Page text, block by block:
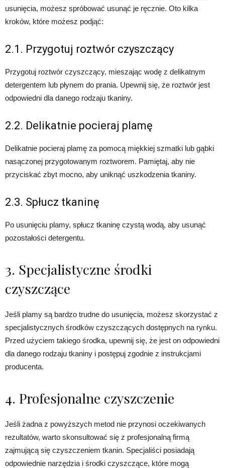
usunięcia, możesz spróbować usunąć je ręcznie. Oto kilka
kroków, które możesz podjąć:
2.1. Przygotuj roztwór czyszczący
Przygotuj roztwór czyszczący, mieszając wodę z delikatnym
detergentem lub płynem do prania. Upewnij się, że roztwór jest
odpowiedni dla danego rodzaju tkaniny.
2.2. Delikatnie pocieraj plamę
Delikatnie pocieraj plamę za pomocą miękkiej szmatki lub gąbki
nasączonej przygotowanym roztworem. Pamiętaj, aby nie
przyciskać zbyt mocno, aby uniknąć uszkodzenia tkaniny.
2.3. Spłucz tkaninę
Po usunięciu plamy, spłucz tkaninę czystą wodą, aby usunąć
pozostałości detergentu.
3. Specjalistyczne środki
czyszczące
Jeśli plamy są bardzo trudne do usunięcia, możesz skorzystać z
specjalistycznych środków czyszczących dostępnych na rynku.
Przed użyciem takiego środka, upewnij się, że jest on odpowiedni
dla danego rodzaju tkaniny i postępuj zgodnie z instrukcjami
producenta.
4. Profesjonalne czyszczenie
Jeśli żadna z powyższych metod nie przynosi oczekiwanych
rezultatów, warto skonsultować się z profesjonalną firmą
zajmującą się czyszczeniem tkanin. Specjaliści posiadają
odpowiednie narzędzia i środki czyszczące, które mogą